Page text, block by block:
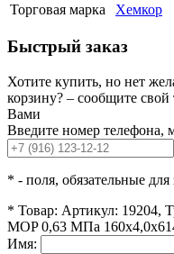
Торговая марка
Хемкор
Быстрый заказ
Хотите купить, но нет
корзину? – сообщите
Вами
Введите номер телефона,
* - поля, обязательные для
* Товар: Артикул: 19204,
MOP 0,63 МПа
Имя: